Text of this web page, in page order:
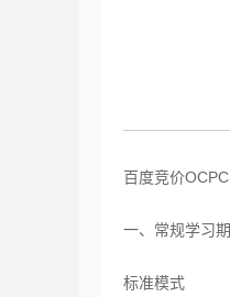
百度竞价
一、常规学习
标准模式‌